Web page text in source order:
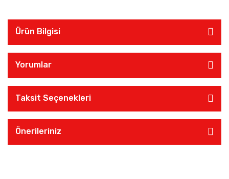
Ürün Bilgisi
Yorumlar
Taksit Seçenekleri
Önerileriniz